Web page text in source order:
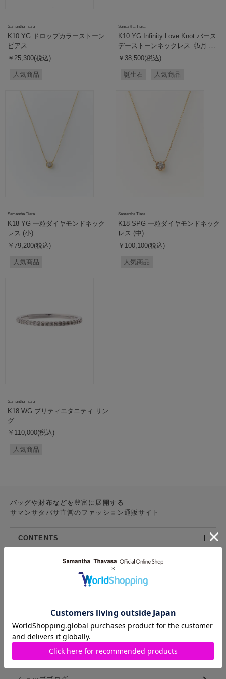
Samantha Tiara
K10 YG ドロップカラーストーン
ピアス
￥25,300(税込)
人気商品
Samantha Tiara
K10 YG Infinity Love Knot バース
デーストーンネックレス《5月 誕
生石》
￥38,500(税込)
誕生石 人気商品
Samantha Tiara
K18 YG 一粒ダイヤモンドネック
レス (小)
￥79,200(税込)
人気商品
Samantha Tiara
K18 SPG 一粒ダイヤモンドネック
レス (中)
￥100,100(税込)
人気商品
Samantha Tiara
K18 WG プリティエタニティ リン
グ
￥110,000(税込)
人気商品
バッグや財布などを豊富に展開する
サマンサタバサ直営のファッション通販サイト
CONTENTS
お気に入りアイテム
新着アイテム
コーディネート
スタッフリスト